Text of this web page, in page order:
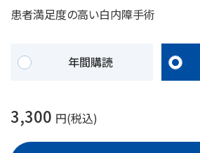
患者満足度の高い白内障手術
年間購読
3,300 円(税込)